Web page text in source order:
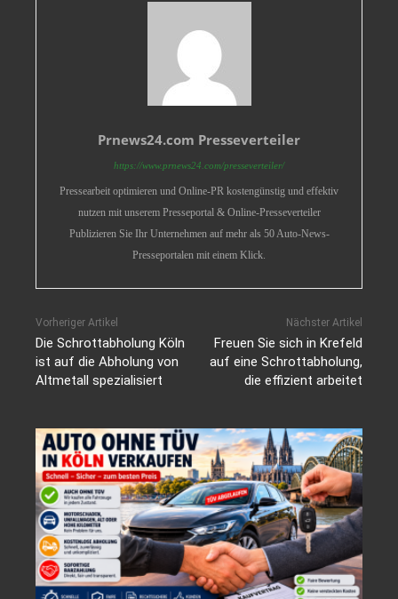
Prnews24.com Presseverteiler
https://www.prnews24.com/presseverteiler/
Pressearbeit optimieren und Online-PR kostengünstig und effektiv
nutzen mit unserem Presseportal & Online-Presseverteiler
Publizieren Sie Ihr Unternehmen auf mehr als 50 Auto-News-
Presseportalen mit einem Klick.
Vorheriger Artikel
Die Schrottabholung Köln
ist auf die Abholung von
Altmetall spezialisiert
Nächster Artikel
Freuen Sie sich in Krefeld
auf eine Schrottabholung,
die effizient arbeitet